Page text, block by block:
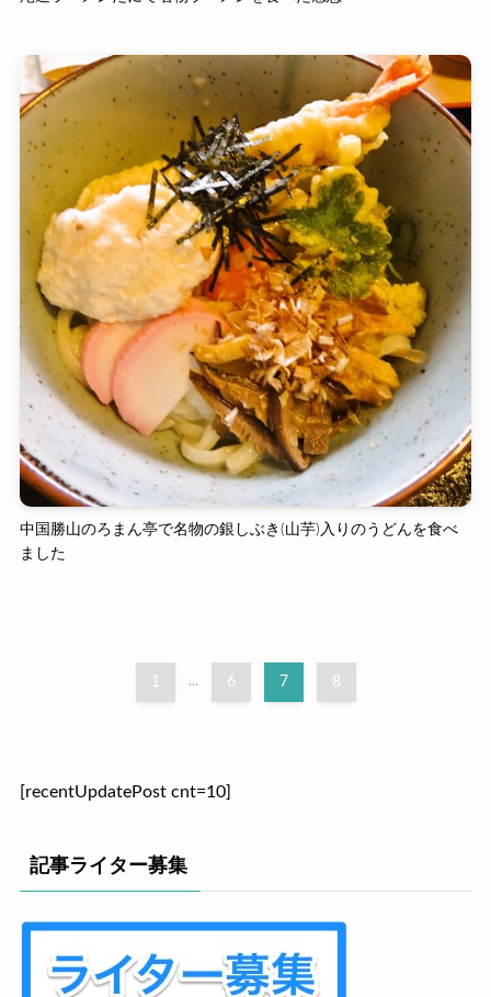
中国勝山のろまん亭で名物の銀しぶき(山芋)入りのうどんを食べ
ました
1 ... 6 7 8
[recentUpdatePost cnt=10]
記事ライター募集